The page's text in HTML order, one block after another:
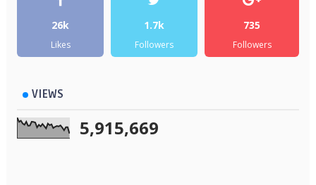
26k
Likes
1.7k
Followers
735
Followers
VIEWS
5,915,669